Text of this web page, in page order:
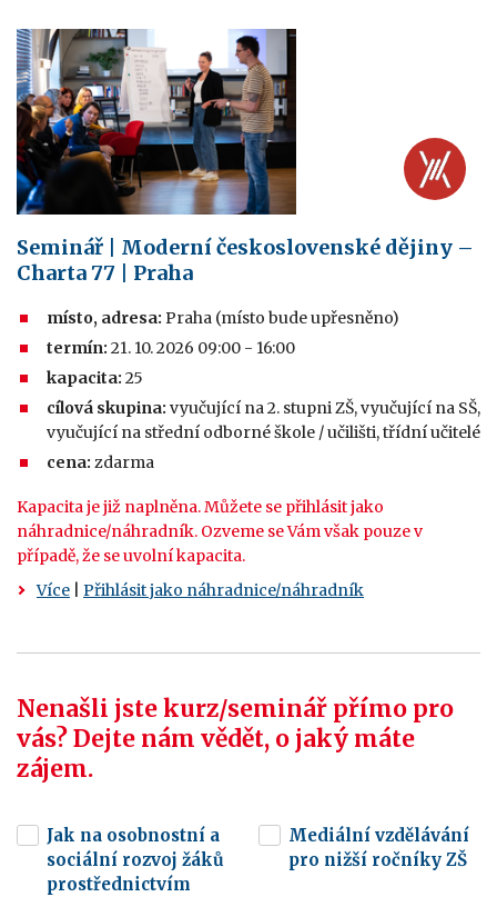
Seminář | Moderní československé dějiny –
Charta 77 | Praha
místo, adresa: Praha (místo bude upřesněno)
termín: 21. 10. 2026 09:00 - 16:00
kapacita: 25
cílová skupina: vyučující na 2. stupni ZŠ, vyučující na SŠ,
vyučující na střední odborné škole / učilišti, třídní učitelé
cena: zdarma
Kapacita je již naplněna. Můžete se přihlásit jako
náhradnice/náhradník. Ozveme se Vám však pouze v
případě, že se uvolní kapacita.
Více
Přihlásit jako náhradnice/náhradník
Nenašli jste kurz/seminář přímo pro
vás? Dejte nám vědět, o jaký máte
zájem.
Jak na osobnostní a
sociální rozvoj žáků
prostřednictvím
Mediální vzdělávání
pro nižší ročníky ZŠ